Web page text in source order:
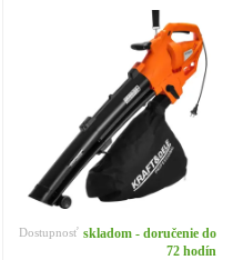
Dostupnosť skladom - doručenie do
72 hodín